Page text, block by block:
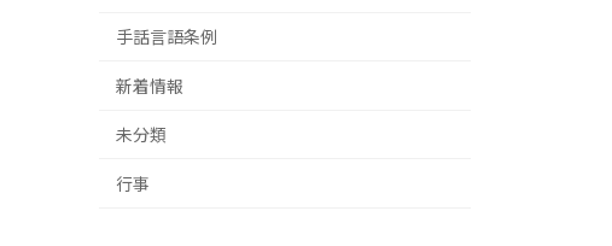
手話言語条例
新着情報
未分類
行事